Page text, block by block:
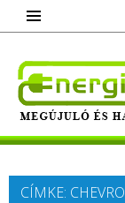
content
Megújuló
Minden,
CÍMKE: